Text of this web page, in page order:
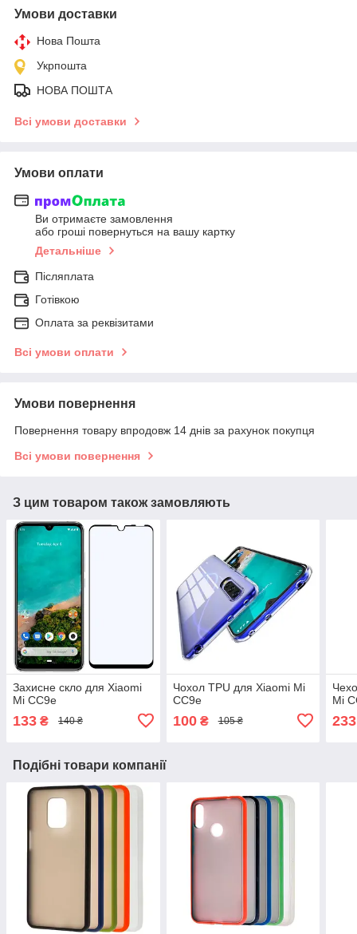
Умови доставки
Нова Пошта
Укрпошта
НОВА ПОШТА
Всі умови доставки
Умови оплати
Ви отримаєте замовлення
або гроші повернуться на вашу картку
Детальніше
Післяплата
Готівкою
Оплата за реквізитами
Всі умови оплати
Умови повернення
Повернення товару впродовж 14 днів за рахунок покупця
Всі умови повернення
З цим товаром також замовляють
Захисне скло для Xiaomi
Mi CC9e
133 ₴ 140 ₴
Чохол TPU для Xiaomi Mi
CC9e
100₴ 105 ₴
Mi
233
Подібні товари компанії